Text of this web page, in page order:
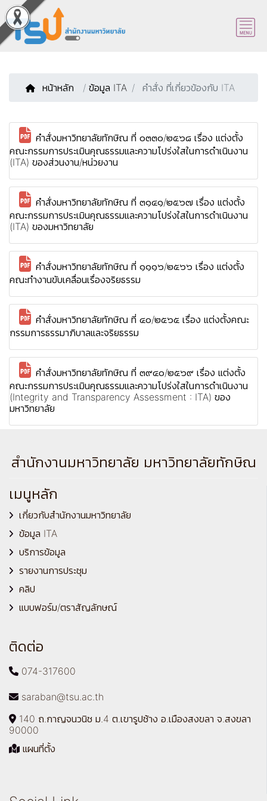
หน้าหลัก / ข้อมูล ITA คำสั่ง ที่เกี่ยวข้องกับ ITA
คำสั่งมหาวิทยาลัยทักษิณ ที่ ๐๓๓๐/๒๕๖๘ เรื่อง แต่งตั้ง
คณะกรรมการประเมินคุณธรรมและความโปร่งใสในการดำเนินงาน
(ITA) ของส่วนงาน/หน่วยงาน
คำสั่งมหาวิทยาลัยทักษิณ ที่ ๓๑๔๑/๒๕๖๗ เรื่อง แต่งตั้ง
คณะกรรมการประเมินคุณธรรมและความโปร่งใสในการดำเนินงาน
(ITA) ของมหาวิทยาลัย
คำสั่งมหาวิทยาลัยทักษิณ ที่ ๑๑๑๖/๒๕๖๖ เรื่อง แต่งตั้ง
คณะทำงานขับเคลื่อนเรื่องจริยธรรม
คำสั่งมหาวิทยาลัยทักษิณ ที่ ๔๐/๒๕๖๕ เรื่อง แต่งตั้งคณะ
กรรมการธรรมาภิบาลและจริยธรรม
คำสั่งมหาวิทยาลัยทักษิณ ที่ ๓๙๔๐/๒๕๖๙ เรื่อง แต่งตั้ง
คณะกรรมการประเมินคุณธรรมและความโปร่งใสในการดำเนินงาน
(Integrity and Transparency Assessment : ITA) ของ
มหาวิทยาลัย
สำนักงานมหาวิทยาลัย มหาวิทยาลัยทักษิณ
เมนูหลัก
เกี่ยวกับสำนักงานมหาวิทยาลัย
ข้อมูล ITA
บริการข้อมูล
รายงานการประชุม
คลิป
แบบฟอร์ม/ตราสัญลักษณ์
ติดต่อ
074-317600
saraban@tsu.ac.th
140 ถ.กาญจนวนิช ม.4 ต.เขารูปช้าง อ.เมืองสงขลา จ.สงขลา
90000
แผนที่ตั้ง